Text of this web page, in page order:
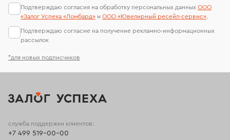
*для новых подписчиков
Подтверждаю согласия на обработку персональных данных ООО
«Залог Успеха «Ломбард» и ООО «Ювелирный ресейл-сервиc».
Подтверждаю согласие на получение рекламно-информационных
рассылок
служба поддержки клиентов:
+7 499 519-00-00